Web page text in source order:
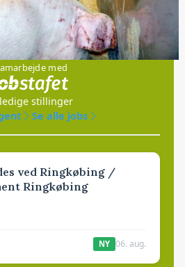
Jobs
med
ledige stillinger
Se alle jobs
ved Ringkøbing /
Ringkøbing
NY 06. aug.